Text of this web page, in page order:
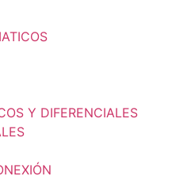
Y DIFERENCIALES